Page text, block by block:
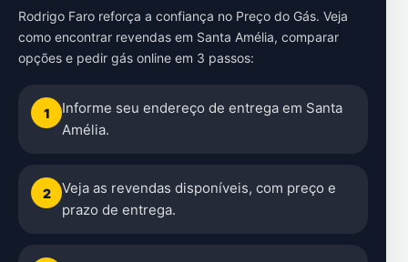
Rodrigo Faro reforça a confiança no Preço do Gás. Veja
como encontrar revendas em Santa Amélia, comparar
opções e pedir gás online em 3 passos:
1
Informe seu endereço de entrega em Santa
Amélia.
2
Veja as revendas disponíveis, com preço e
prazo de entrega.